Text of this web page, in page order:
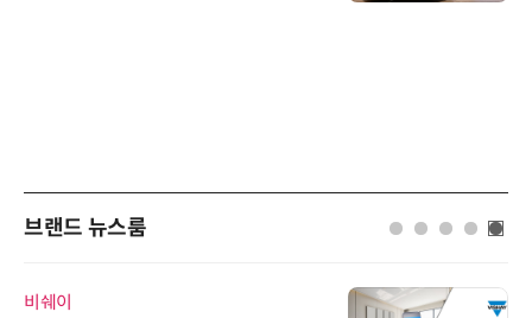
브랜드 뉴스룸
비쉐이